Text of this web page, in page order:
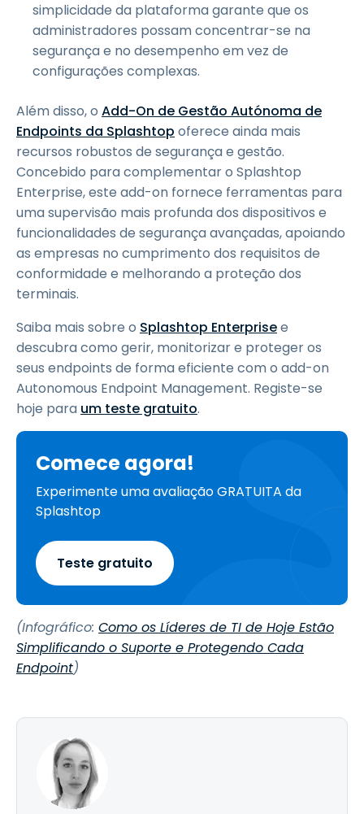
simplicidade da plataforma garante que os
administradores possam concentrar-se na
segurança e no desempenho em vez de
configurações complexas.
Além disso, o Add-On de Gestão Autónoma de
Endpoints da Splashtop oferece ainda mais
recursos robustos de segurança e gestão.
Concebido para complementar o Splashtop
Enterprise, este add-on fornece ferramentas para
uma supervisão mais profunda dos dispositivos e
funcionalidades de segurança avançadas, apoiando
as empresas no cumprimento dos requisitos de
conformidade e melhorando a proteção dos
terminais.
Saiba mais sobre o Splashtop Enterprisee
descubra como gerir, monitorizar e proteger os
seus endpoints de forma eficiente com o add-on
Autonomous Endpoint Management. Registe-se
hoje para um teste gratuito.
Comece agora!
Experimente uma avaliação GRATUITA da
Splashtop
Teste gratuito
(Infográfico: Como os Líderes de TI de Hoje Estão
Simplificando o Suporte e Protegendo Cada
Endpoint)